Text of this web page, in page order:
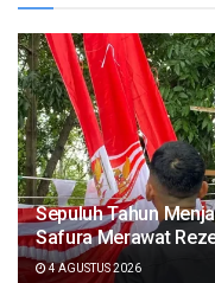
Sepuluh Tahun
Safura Merawat
4 AGUSTUS 2026